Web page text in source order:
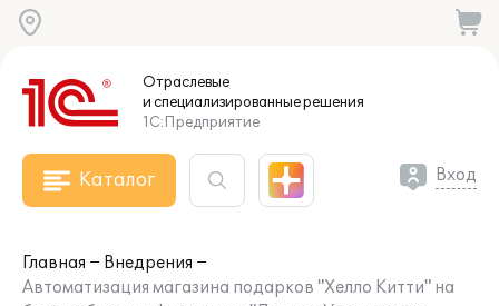
Отраслевые
и специализированныерешения
1С:Предприятие
Каталог Вход
Главная
Внедрения
Автоматизация магазина подарков "Хелло Китти" на